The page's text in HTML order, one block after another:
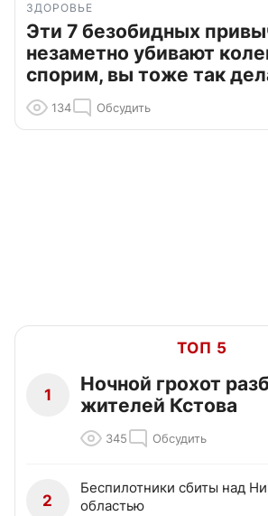
ЗДОРОВЬЕ
Эти 7 безобидных
незаметно убивают
спорим, вы тоже так
134 Обсудить
ТОП 5
1
Ночной грохот
жителей Кстова
345 Обсудить
2
Беспилотники сбиты над
областью